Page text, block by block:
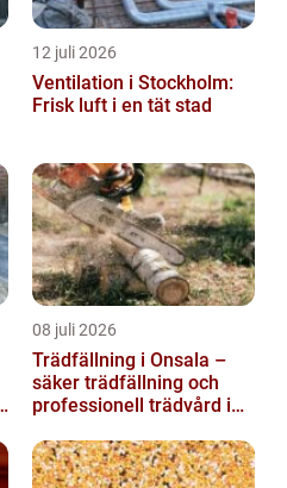
12 juli 2026
Ventilation i Stockholm:
Frisk luft i en tät stad
08 juli 2026
Trädfällning i Onsala –
säker trädfällning och
professionell trädvård i